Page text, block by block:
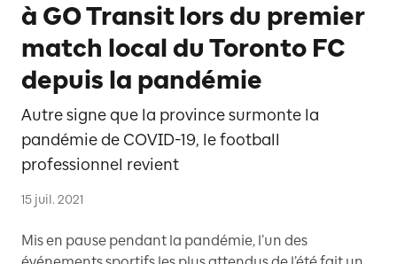
à GO Transit lors du premier
match local du Toronto FC
depuis la pandémie
Autre signe que la province surmonte la
pandémie de COVID-19, le football
professionnel revient
15 juil. 2021
Mis en pause pendant la pandémie, l’un des